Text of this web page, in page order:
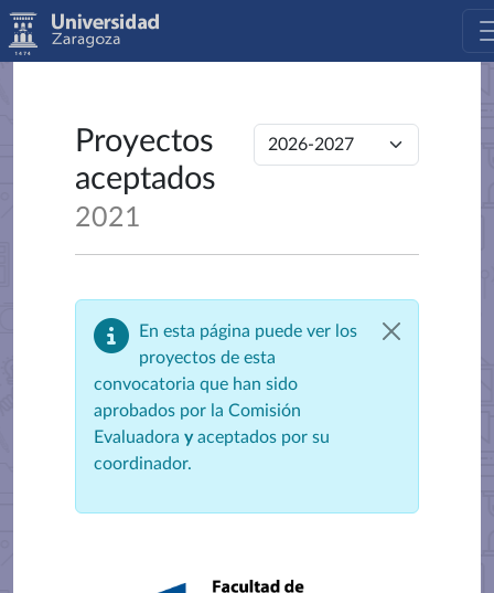
Proyectos
aceptados
2021
En esta página puede ver los
proyectos de esta
convocatoria que han sido
aprobados por la Comisión
Evaluadora yaceptados por su
coordinador.